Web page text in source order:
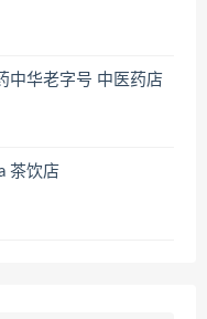
中华老字号 中医药店
茶饮店